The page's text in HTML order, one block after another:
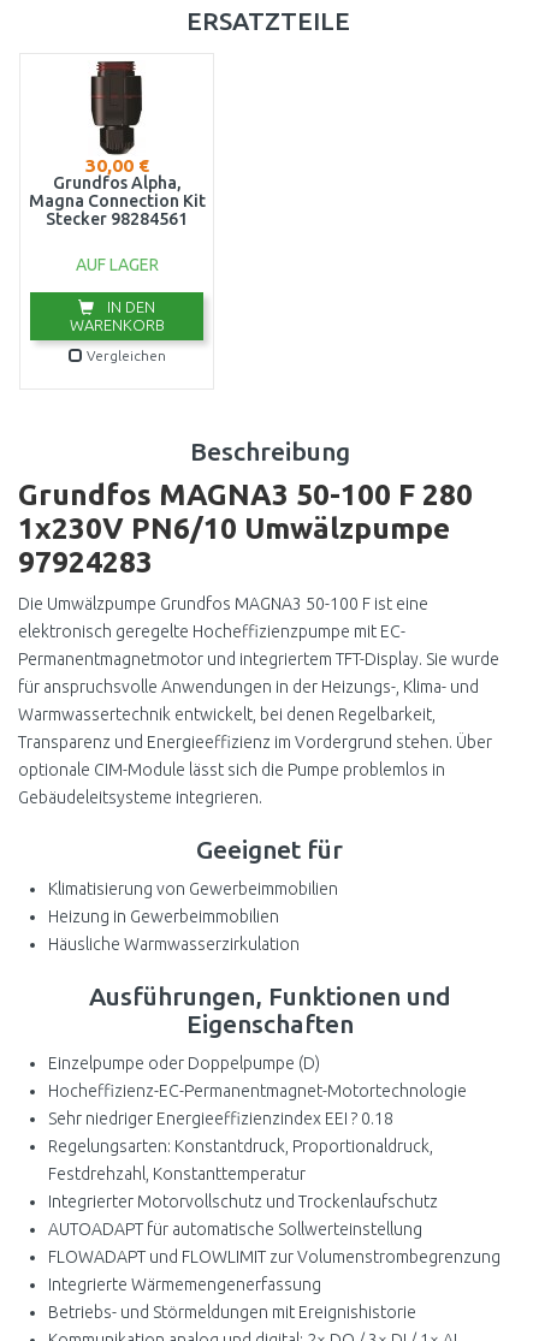
ERSATZTEILE
30,00 €
Grundfos Alpha,
Magna Connection Kit
Stecker 98284561
AUF LAGER
IN DEN
WARENKORB
Vergleichen
Beschreibung
Grundfos MAGNA3 50-100 F 280
1x230V PN6/10 Umwälzpumpe
97924283
Die Umwälzpumpe Grundfos MAGNA3 50-100 F ist eine
elektronisch geregelte Hocheffizienzpumpe mit EC-
Permanentmagnetmotor und integriertem TFT-Display. Sie wurde
für anspruchsvolle Anwendungen in der Heizungs-, Klima- und
Warmwassertechnik entwickelt, bei denen Regelbarkeit,
Transparenz und Energieeffizienz im Vordergrund stehen. Über
optionale CIM-Module lässt sich die Pumpe problemlos in
Gebäudeleitsysteme integrieren.
Geeignet für
Klimatisierung von Gewerbeimmobilien
Heizung in Gewerbeimmobilien
Häusliche Warmwasserzirkulation
Ausführungen, Funktionen und
Eigenschaften
Einzelpumpe oder Doppelpumpe (D)
Hocheffizienz-EC-Permanentmagnet-Motortechnologie
Sehr niedriger Energieeffizienzindex EEI ? 0.18
Regelungsarten: Konstantdruck, Proportionaldruck,
Festdrehzahl, Konstanttemperatur
Integrierter Motorvollschutz und Trockenlaufschutz
AUTOADAPT für automatische Sollwerteinstellung
FLOWADAPT und FLOWLIMIT zur Volumenstrombegrenzung
Integrierte Wärmemengenerfassung
Betriebs- und Störmeldungen mit Ereignishistorie